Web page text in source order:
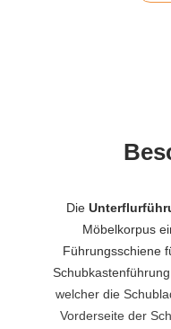
Die
Möbelkorpus
Führungsschiene
welcher die
Vorderseite der